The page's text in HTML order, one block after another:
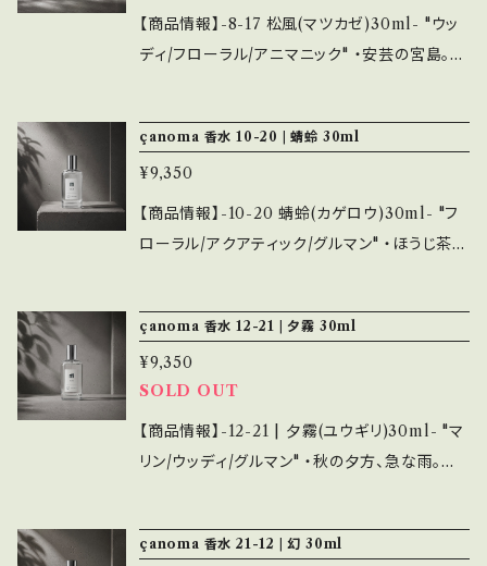
センス/サンダルウッド/ムスク ・内容量は30ml=
約200プッシュが可能。オードトワレ=持続3~4
す。 また、emotionalではお香各種と香りを合
わせて選ぶことも可能です。
ストを生み出す。 海藻/タイム/イランイラン/ロー
ズ/ライラック/オレンジフラワー/ミモザ/マグノリ
レ=持続3~4時間程度。 ・シーズンで香りを変え
てみるのも良し、シンプルなデザインで複数持ち
もおすすめです。 また、emotionalではお香各
種と香りを合わせて選ぶことも可能です。
【商品情報】-8-17 松風(マツカゼ)30ml- "ウッ
ディ/フローラル/アニマニック" ・安芸の宮島。海
てりとした椿と出会う。鼻を近づける。 島の神聖
な空気と椿の香りが相まったとき、私は畏怖の念
を抱く。 レザーを中心としたアニマリック、苔やキ
ノコのウッディ、磯っぽさのあるマリン、金木犀を
ジ/海藻/タール/エストラゴン/シナモン/金木犀/
オークモス/シダーウッド/パチュリ/アミリス/イン
センス/レザー/ムスク ・内容量は30ml=約200
プッシュが可能。オードトワレ=持続3~4時間程
度。 ・シーズンで香りを変えてみるのも良し、シ
選ぶことも可能です。
çanoma 香水 10-20 | 蜻蛉 30ml
¥9,350
【商品情報】-10-20 蜻蛉(カゲロウ)30ml- "フ
ローラル/アクアティック/グルマン" ・ほうじ茶を
ローラル、旨みを感じさせる磯っぽさ、パウダリ
ーな印象のあるグルマンでほうじ茶の香りを表
現しながら、香水としての完成度を高めた作品。
海藻/ナツメグ/ホワイトフラワー/マンゴー/ほう
じ茶アコード/ゴマ/コーヒー/ムスク ・内容量は
のも良し、シンプルなデザインで複数持ちもおす
çanoma 香水 12-21 | 夕霧 30ml
¥9,350
SOLD OUT
【商品情報】-12-21 | 夕霧(ユウギリ)30ml- "マ
リン/ウッディ/グルマン" ・秋の夕方、急な雨。ジ
たかく香る。家はすぐそこ。 コーヒーとアクアテ
çanoma 香水 21-12 | 幻 30ml